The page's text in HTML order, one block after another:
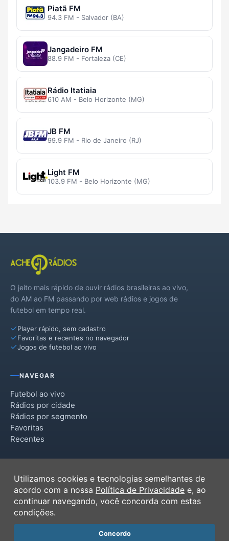
Piatã FM
94.3 FM - Salvador (BA)
Jangadeiro FM
88.9 FM - Fortaleza (CE)
Rádio Itatiaia
610 AM - Belo Horizonte (MG)
JB FM
99.9 FM - Rio de Janeiro (RJ)
Light FM
103.9 FM - Belo Horizonte (MG)
O jeito mais rápido de ouvir rádios brasileiras ao vivo,
do AM ao FM passando por web rádios e jogos de
futebol em tempo real.
Player rápido, sem cadastro
Favoritas e recentes no navegador
Jogos de futebol ao vivo
NAVEGAR
Futebol ao vivo
Rádios por cidade
Rádios por segmento
Favoritas
Recentes
Termos de Uso
Política de Privacidade
Ferramentas
Contato
Utilizamos cookies e tecnologias semelhantes de
acordo com a nossa Política de Privacidade e, ao
continuar navegando, você concorda com estas
condições.
Concordo